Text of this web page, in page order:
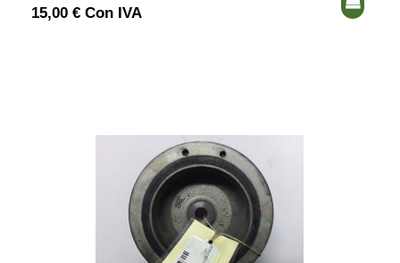
15,00 € Con IVA